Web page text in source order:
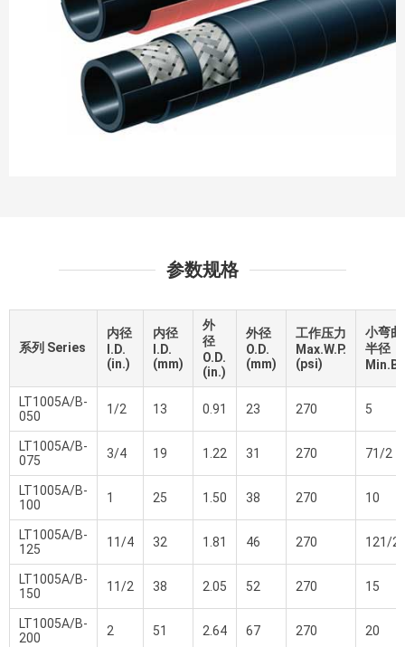
参数规格
系列 Series
内径
I.D.
(in.)
内径
I.D.
(mm)
外
径
O.D.
(in.)
外径
O.D.
(mm)
工作压力
Max.W.P.
(psi)
小弯曲
半径
LT1005A/B-
050
1/2 13 0.91 23 270 5
LT1005A/B-
075
3/4 19 1.22 31 270 71/2
LT1005A/B-
100
1 25 1.50 38 270 10
LT1005A/B-
125
11/4 32 1.81 46 270 121/2
LT1005A/B-
150
11/2 38 2.05 52 270 15
LT1005A/B-
200
2 51 2.64 67 270 20